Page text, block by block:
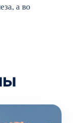
а во